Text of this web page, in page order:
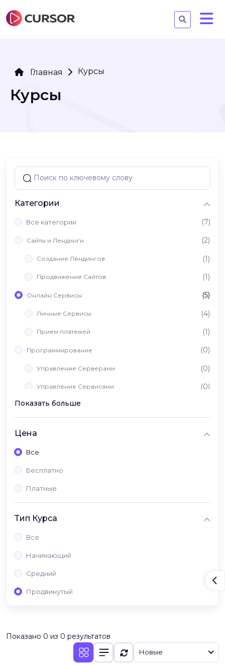
Главная Курсы
Курсы
Категории
Все категории (7)
Сайты и Лендинги (2)
Создание Лендингов (1)
Продвижение Сайтов (1)
Онлайн Сервисы (5)
Личные Сервисы (4)
Прием платежей (1)
Программирование (0)
Управление Серверами (0)
Управление Сервисами (0)
Вайб Кодинг
Показать больше
Цена
Все
Бесплатно
Платные
Тип Курса
Все
Начинающий
Средний
Продвинутый
Показано 0 из 0 результатов
Новые